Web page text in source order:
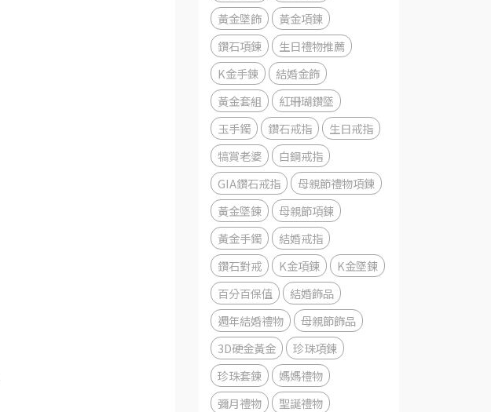
黃金墜飾
黃金項鍊
鑽石項鍊
生日禮物推薦
K金手鍊
結婚金飾
黃金套組
紅珊瑚鑽墜
玉手鐲
鑽石戒指
生日戒指
犒賞老婆
白鋼戒指
GIA鑽石戒指
母親節禮物項鍊
黃金墜鍊
母親節項鍊
黃金手鐲
結婚戒指
鑽石對戒
K金項鍊
K金墜鍊
百分百保值
結婚飾品
週年結婚禮物
母親節飾品
3D硬金黃金
珍珠項鍊
珍珠套鍊
媽媽禮物
彌月禮物
聖誕禮物